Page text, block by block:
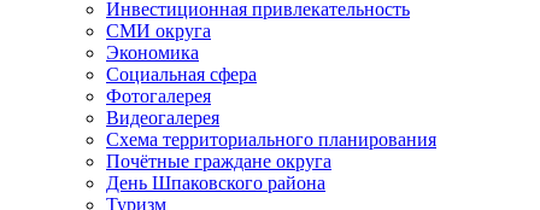
Инвестиционная привлекательность
СМИ округа
Экономика
Социальная сфера
Фотогалерея
Видеогалерея
Схема территориального планирования
Почётные граждане округа
День Шпаковского района
Туризм